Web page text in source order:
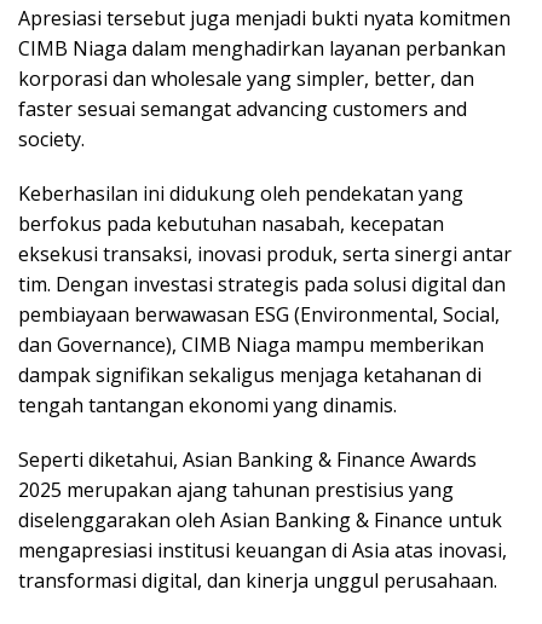
Apresiasi tersebut juga menjadi bukti nyata komitmen
CIMB Niaga dalam menghadirkan layanan perbankan
korporasi dan wholesale yang simpler, better, dan
faster sesuai semangat advancing customers and
society.
Keberhasilan ini didukung oleh pendekatan yang
berfokus pada kebutuhan nasabah, kecepatan
eksekusi transaksi, inovasi produk, serta sinergi antar
tim. Dengan investasi strategis pada solusi digital dan
pembiayaan berwawasan ESG (Environmental, Social,
dan Governance), CIMB Niaga mampu memberikan
dampak signifikan sekaligus menjaga ketahanan di
tengah tantangan ekonomi yang dinamis.
Seperti diketahui, Asian Banking & Finance Awards
2025 merupakan ajang tahunan prestisius yang
diselenggarakan oleh Asian Banking & Finance untuk
mengapresiasi institusi keuangan di Asia atas inovasi,
transformasi digital, dan kinerja unggul perusahaan.